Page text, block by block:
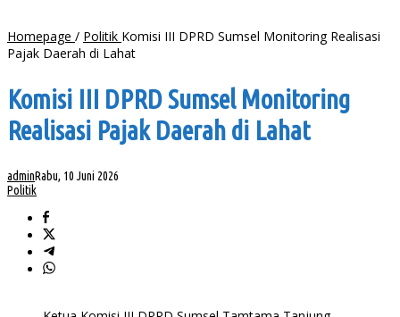
Homepage / Politik Komisi III DPRD Sumsel Monitoring Realisasi
Pajak Daerah di Lahat
Komisi III DPRD Sumsel Monitoring
Realisasi Pajak Daerah di Lahat
adminRabu, 10 Juni 2026
Politik